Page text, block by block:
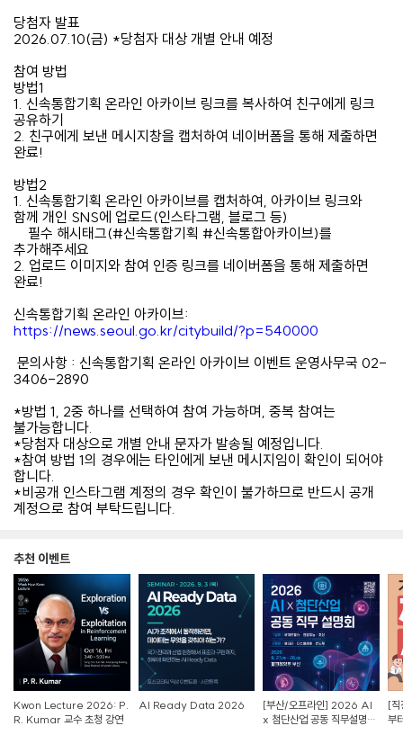
당첨자 발표
2026.07.10(금) *당첨자 대상 개별 안내 예정
️참여 방법
방법1
1. 신속통합기획 온라인 아카이브 링크를 복사하여 친구에게 링크
공유하기
2. 친구에게 보낸 메시지창을 캡처하여 네이버폼을 통해 제출하면
완료!
방법2
1. 신속통합기획 온라인 아카이브를 캡처하여, 아카이브 링크와
함께 개인 SNS에 업로드(인스타그램, 블로그 등)
필수 해시태그(#신속통합기획 #신속통합아카이브)를
추가해주세요
2. 업로드 이미지와 참여 인증 링크를 네이버폼을 통해 제출하면
완료!
신속통합기획 온라인 아카이브:
https://news.seoul.go.kr/citybuild/?p=540000
️ 문의사항 : 신속통합기획 온라인 아카이브 이벤트 운영사무국 02-
3406-2890
*방법 1, 2중 하나를 선택하여 참여 가능하며, 중복 참여는
불가능합니다.
*당첨자 대상으로 개별 안내 문자가 발송될 예정입니다.
*참여 방법 1의 경우에는 타인에게 보낸 메시지임이 확인이 되어야
합니다.
*비공개 인스타그램 계정의 경우 확인이 불가하므로 반드시 공개
계정으로 참여 부탁드립니다.
추천 이벤트
Kwon Lecture 2026: P.
R. Kumar 교수 초청 강연
AI Ready Data 2026
[부산/오프라인] 2026 AI
x 첨단산업 공동 직무설명회
[직
부